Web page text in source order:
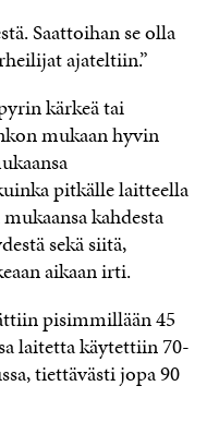
Saattoihan se olla
ajateltiin.”
kärkeä tai
mukaan hyvin
pitkälle laitteella
kahdesta
sekä siitä,
aikaan irti.
pisimmillään 45
laitetta käytettiin 70-
tiettävästi jopa 90